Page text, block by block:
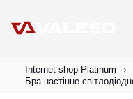
Internet-shop Platinum
Бра настінне